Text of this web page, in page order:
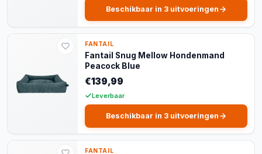
Beschikbaar in 3 uitvoeringen
FANTAIL
Fantail Snug Mellow Hondenmand
Peacock Blue
€139,99
Leverbaar
Beschikbaar in 3 uitvoeringen
FANTAIL